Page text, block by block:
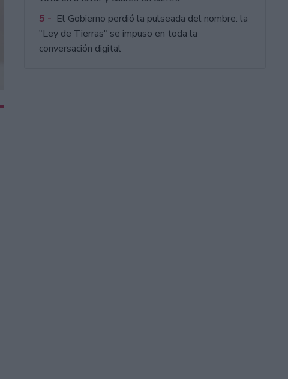
5 - El Gobierno perdió la pulseada del nombre: la
"Ley de Tierras" se impuso en toda la
conversación digital